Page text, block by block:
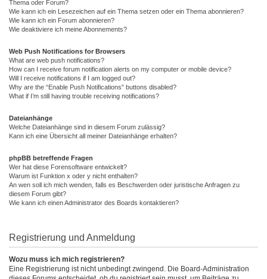
Thema oder Forum?
Wie kann ich ein Lesezeichen auf ein Thema setzen oder ein Thema abonnieren?
Wie kann ich ein Forum abonnieren?
Wie deaktiviere ich meine Abonnements?
Web Push Notifications for Browsers
What are web push notifications?
How can I receive forum notification alerts on my computer or mobile device?
Will I receive notifications if I am logged out?
Why are the “Enable Push Notifications” buttons disabled?
What if I’m still having trouble receiving notifications?
Dateianhänge
Welche Dateianhänge sind in diesem Forum zulässig?
Kann ich eine Übersicht all meiner Dateianhänge erhalten?
phpBB betreffende Fragen
Wer hat diese Forensoftware entwickelt?
Warum ist Funktion x oder y nicht enthalten?
An wen soll ich mich wenden, falls es Beschwerden oder juristische Anfragen zu
diesem Forum gibt?
Wie kann ich einen Administrator des Boards kontaktieren?
Registrierung und Anmeldung
Wozu muss ich mich registrieren?
Eine Registrierung ist nicht unbedingt zwingend. Die Board-Administration